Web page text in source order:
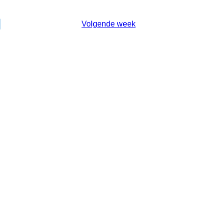
Volgende week